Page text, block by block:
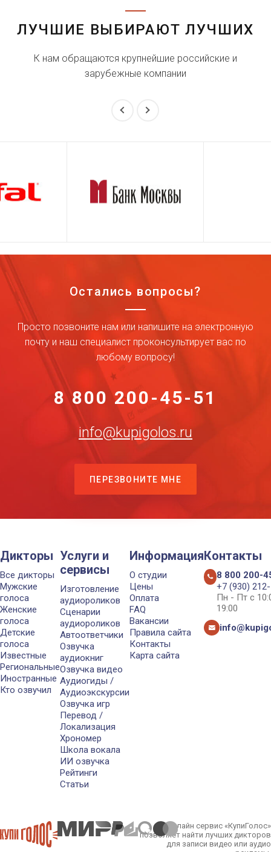
ЛУЧШИЕ ВЫБИРАЮТ ЛУЧШИХ
К нам обращаются крупнейшие российские и
зарубежные компании
Остались вопросы?
Просто позвоните нам или напишите на электронную
почту и наш специалист проконсультирует вас по
любому вопросу!
8 800 200-45-51
info@kupigolos.ru
ПЕРЕЗВОНИТЕ МНЕ
Дикторы
Все дикторы
Мужские
голоса
Женские
голоса
Детские
голоса
Известные
Региональные
Иностранные
Кто озвучил
Услуги и
сервисы
Изготовление
аудиороликов
Сценарии
аудиороликов
Автоответчики
Озвучка
аудиокниг
Озвучка видео
Аудиогиды /
Аудиоэкскурсии
Озвучка игр
Перевод /
Локализация
Хрономер
Школа вокала
ИИ озвучка
Рейтинги
Статьи
Информация
О студии
Цены
Оплата
FAQ
Вакансии
Правила сайта
Контакты
Карта сайта
Контакты
8 800 200-
+7 (930)
Пн - Пт с
19:00
Онлайн сервис «КупиГолос»
позволяет найти лучших дикторов
для записи видео или аудио